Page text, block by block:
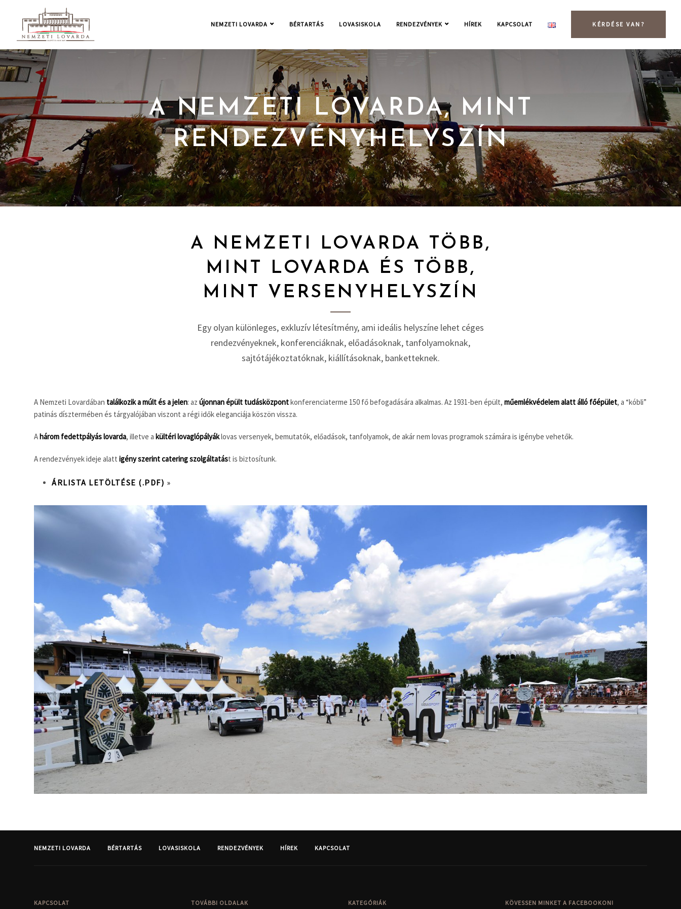
NEMZETI LOVARDA BÉRTARTÁS LOVASISKOLA RENDEZVÉNYEK HÍREK KAPCSOLAT KÉRDÉSE VAN?
A NEMZETI LOVARDA, MINT
RENDEZVÉNYHELYSZÍN
A NEMZETI LOVARDA TÖBB,
MINT LOVARDA ÉS TÖBB,
MINT VERSENYHELYSZÍN
Egy olyan különleges, exkluzív létesítmény, ami ideális helyszíne lehet céges
rendezvényeknek, konferenciáknak, előadásoknak, tanfolyamoknak,
sajtótájékoztatóknak, kiállításoknak, banketteknek.
A Nemzeti Lovardában találkozik a múlt és a jelen: az újonnan épült tudásközpontkonferenciaterme 150 fő befogadására alkalmas. Az 1931-ben épült, műemlékvédelem alatt álló főépület, a “kóbli”
patinás dísztermében és tárgyalójában viszont a régi idők eleganciája köszön vissza.
Ahárom fedettpályás lovarda, illetve a kültéri lovaglópályáklovas versenyek, bemutatók, előadások, tanfolyamok, de akár nem lovas programok számára is igénybe vehetők.
A rendezvények ideje alatt igény szerint catering szolgáltatást is biztosítunk.
ÁRLISTA LETÖLTÉSE (.PDF) »
NEMZETI LOVARDA BÉRTARTÁS LOVASISKOLA RENDEZVÉNYEK HÍREK KAPCSOLAT
KAPCSOLAT TOVÁBBI OLDALAK KATEGÓRIÁK KÖVESSEN MINKET A FACEBOOKON!